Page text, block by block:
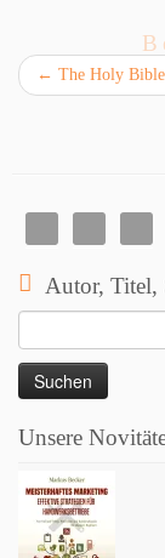
← The Holy
Autor, Titel,
nach:
Unsere